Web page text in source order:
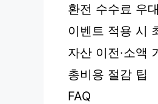
환전 수수료 우
이벤트 적용 시
자산 이전·소액
총비용 절감 팁
FAQ